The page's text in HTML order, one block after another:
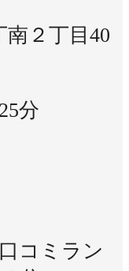
２丁目40
分
コミラン